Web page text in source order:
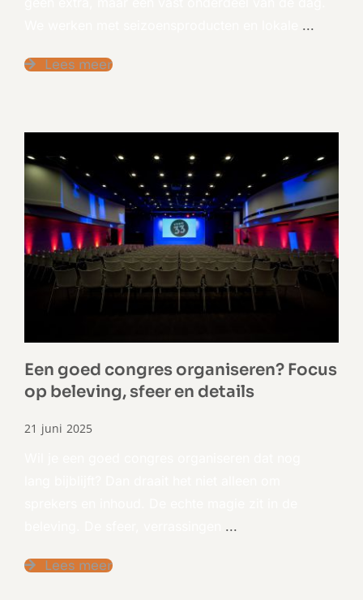
...
Lees meer
Een goed congres organiseren? Focus
op beleving, sfeer en details
21 juni 2025
...
Lees meer